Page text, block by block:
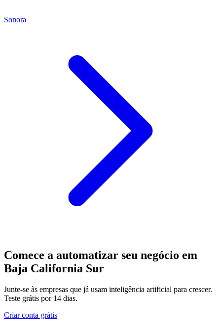
Sonora
Comece a automatizar seu negócio em
Baja California Sur
Junte-se às empresas que já usam inteligência artificial para crescer.
Teste grátis por 14 dias.
Criar conta grátis